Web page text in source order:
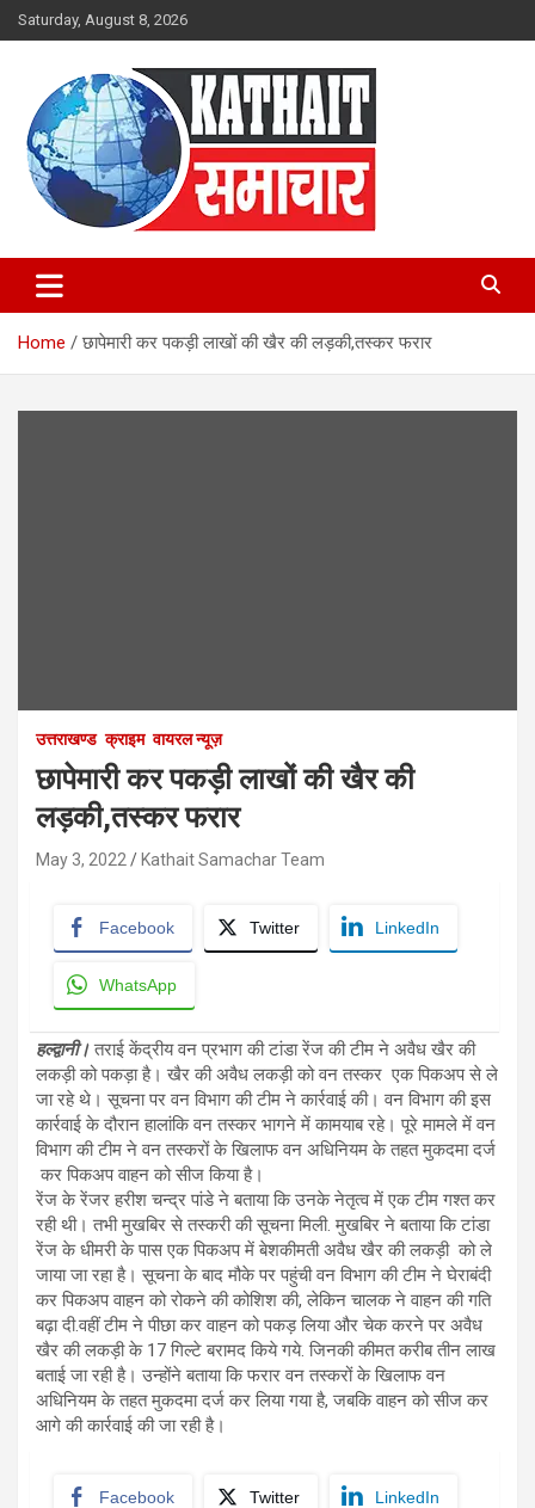
Skip
to
Saturday, August 8, 2026
Kathait Samachar – Latest
Uttarakhand News in Hindi,
Uttarakhand News Headlines
Home छापेमारी कर पकड़ी लाखों की खैर की लड़की,तस्कर फरार
उत्तराखण्ड क्राइम वायरल न्यूज़
छापेमारी कर पकड़ी लाखों की खैर की
लड़की,तस्कर फरार
May 3, 2022 Kathait Samachar Team
Facebook Twitter LinkedIn
WhatsApp
हल्द्वानी।तराई केंद्रीय वन प्रभाग की टांडा रेंज की टीम ने अवैध खैर की
लकड़ी को पकड़ा है। खैर की अवैध लकड़ी को वन तस्कर एक पिकअप से ले
जा रहे थे। सूचना पर वन विभाग की टीम ने कार्रवाई की। वन विभाग की इस
कार्रवाई के दौरान हालांकि वन तस्कर भागने में कामयाब रहे। पूरे मामले में वन
विभाग की टीम ने वन तस्करों के खिलाफ वन अधिनियम के तहत मुकदमा दर्ज
कर पिकअप वाहन को सीज किया है।
रेंज के रेंजर हरीश चन्द्र पांडे ने बताया कि उनके नेतृत्व में एक टीम गश्त कर
रही थी। तभी मुखबिर से तस्करी की सूचना मिली. मुखबिर ने बताया कि टांडा
रेंज के धीमरी के पास एक पिकअप में बेशकीमती अवैध खैर की लकड़ी को ले
जाया जा रहा है। सूचना के बाद मौके पर पहुंची वन विभाग की टीम ने घेराबंदी
कर पिकअप वाहन को रोकने की कोशिश की, लेकिन चालक ने वाहन की गति
बढ़ा दी.वहीं टीम ने पीछा कर वाहन को पकड़ लिया और चेक करने पर अवैध
खैर की लकड़ी के 17 गिल्टे बरामद किये गये. जिनकी कीमत करीब तीन लाख
बताई जा रही है। उन्होंने बताया कि फरार वन तस्करों के खिलाफ वन
अधिनियम के तहत मुकदमा दर्ज कर लिया गया है, जबकि वाहन को सीज कर
आगे की कार्रवाई की जा रही है।
Facebook Twitter LinkedIn